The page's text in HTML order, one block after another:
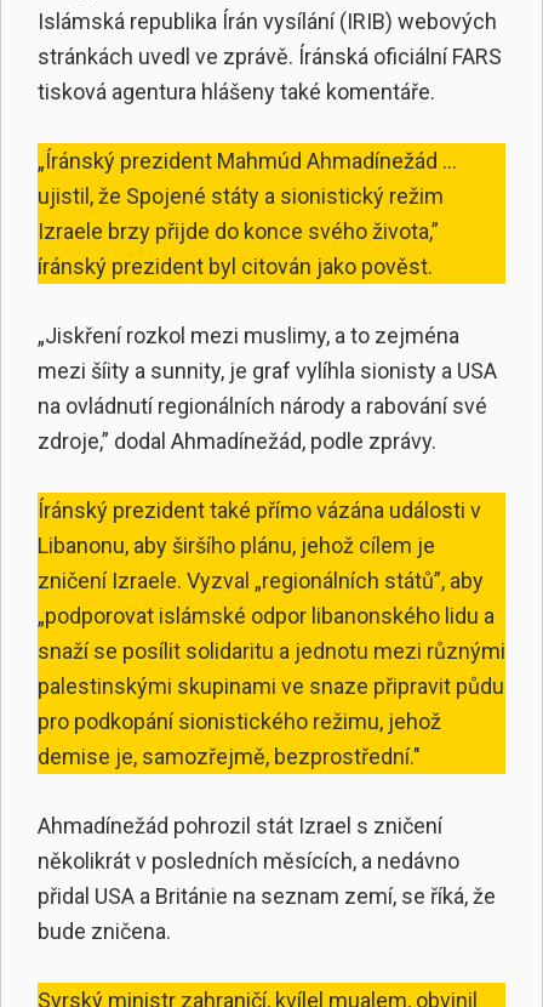
Islámská republika Írán vysílání (IRIB) webových
stránkách uvedl ve zprávě. Íránská oficiální FARS
tisková agentura hlášeny také komentáře.
„Íránský prezident Mahmúd Ahmadínežád ...
ujistil, že Spojené státy a sionistický režim
Izraele brzy přijde do konce svého života,”
íránský prezident byl citován jako pověst.
„Jiskření rozkol mezi muslimy, a to zejména
mezi šíity a sunnity, je graf vylíhla sionisty a USA
na ovládnutí regionálních národy a rabování své
zdroje,” dodal Ahmadínežád, podle zprávy.
Íránský prezident také přímo vázána události v
Libanonu, aby širšího plánu, jehož cílem je
zničení Izraele. Vyzval „regionálních států”, aby
„podporovat islámské odpor libanonského lidu a
snaží se posílit solidaritu a jednotu mezi různými
palestinskými skupinami ve snaze připravit půdu
pro podkopání sionistického režimu, jehož
demise je, samozřejmě, bezprostřední."
Ahmadínežád pohrozil stát Izrael s zničení
několikrát v posledních měsících, a nedávno
přidal USA a Británie na seznam zemí, se říká, že
bude zničena.
Syrský ministr zahraničí, kvílel mualem, obvinil